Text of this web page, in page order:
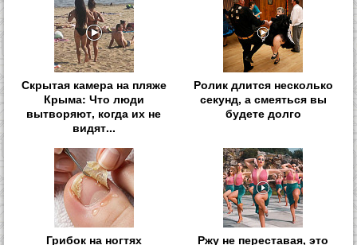
Скрытая камера на пляже
Крыма: Что люди
вытворяют, когда их не
видят...
Ролик длится несколько
секунд, а смеяться вы
будете долго
Грибок на ногтях
Ржу не переставая, это